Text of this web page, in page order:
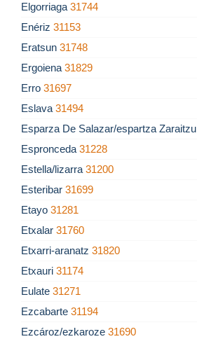
Elgorriaga 31744
Enériz 31153
Eratsun 31748
Ergoiena 31829
Erro 31697
Eslava 31494
Esparza De Salazar/espartza Zaraitzu
Espronceda 31228
Estella/lizarra 31200
Esteribar 31699
Etayo 31281
Etxalar 31760
Etxarri-aranatz 31820
Etxauri 31174
Eulate 31271
Ezcabarte 31194
Ezcároz/ezkaroze 31690